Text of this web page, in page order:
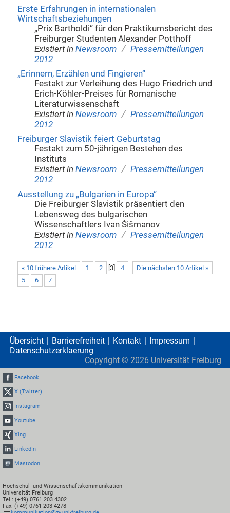
Erste Erfahrungen in internationalen
Wirtschaftsbeziehungen
„Prix Bartholdi“ für den Praktikumsbericht des
Freiburger Studenten Alexander Potthoff
Existiert in Newsroom / Pressemitteilungen
2012
„Erinnern, Erzählen und Fingieren“
Festakt zur Verleihung des Hugo Friedrich und
Erich-Köhler-Preises für Romanische
Literaturwissenschaft
Existiert in Newsroom / Pressemitteilungen
2012
Freiburger Slavistik feiert Geburtstag
Festakt zum 50-jährigen Bestehen des
Instituts
Existiert in Newsroom / Pressemitteilungen
2012
Ausstellung zu „Bulgarien in Europa“
Die Freiburger Slavistik präsentiert den
Lebensweg des bulgarischen
Wissenschaftlers Ivan Šišmanov
Existiert in Newsroom / Pressemitteilungen
2012
« 10 frühere Artikel Die nächsten 10 Artikel »
1 2 3]
4
5
6 7
Übersicht Barrierefreiheit Kontakt
Impressum
Datenschutzerklaerung
Copyright © 2026 Universität Freiburg
Facebook
X (Twitter)
Instagram
Youtube
Xing
LinkedIn
Mastodon
Hochschul- und Wissenschaftskommunikation
Universität Freiburg
Tel.: (+49) 0761 203 4302
Fax: (+49) 0761 203 4278